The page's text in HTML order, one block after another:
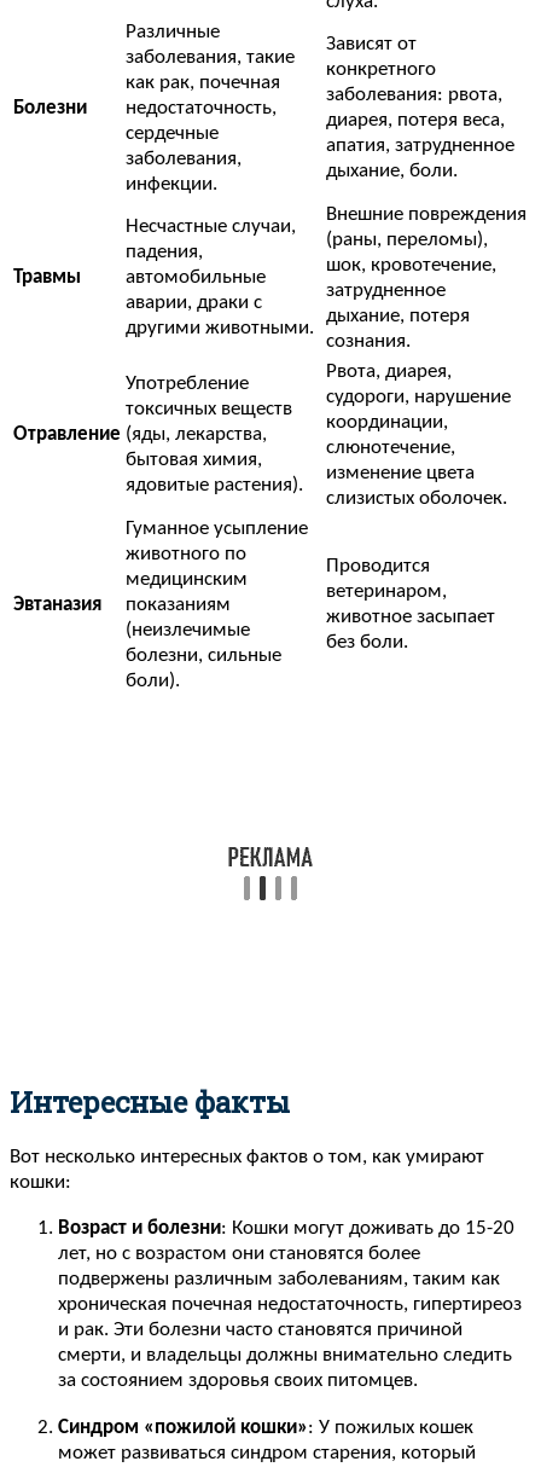
Болезни
Различные
заболевания, такие
как рак, почечная
недостаточность,
сердечные
заболевания,
инфекции.
Зависят от
конкретного
заболевания: рвота,
диарея, потеря веса,
апатия, затрудненное
дыхание, боли.
Травмы
Несчастные случаи,
падения,
автомобильные
аварии, драки с
другими животными.
Внешние повреждения
(раны, переломы),
шок, кровотечение,
затрудненное
дыхание, потеря
сознания.
Отравление
Употребление
токсичных веществ
(яды, лекарства,
бытовая химия,
ядовитые растения).
Рвота, диарея,
судороги, нарушение
координации,
слюнотечение,
изменение цвета
слизистых оболочек.
Эвтаназия
Гуманное усыпление
животного по
медицинским
показаниям
(неизлечимые
болезни, сильные
боли).
Проводится
ветеринаром,
животное засыпает
без боли.
Интересные факты
Вот несколько интересных фактов о том, как умирают
кошки:
Возраст и болезни: Кошки могут доживать до 15-20
лет, но с возрастом они становятся более
подвержены различным заболеваниям, таким как
хроническая почечная недостаточность, гипертиреоз
и рак. Эти болезни часто становятся причиной
смерти, и владельцы должны внимательно следить
за состоянием здоровья своих питомцев.
Синдром «пожилой кошки»: У пожилых кошек
может развиваться синдром старения, который